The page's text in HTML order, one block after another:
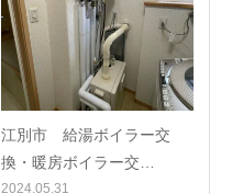
江別市 給湯ボイラー交
換・暖房ボイラー交…
2024.05.31